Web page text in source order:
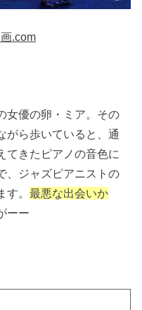
.com
女優の卵・ミア。その
がら歩いていると、通
てきたピアノの音色に
、ジャズピアニストの
す。最悪な出会いか
ーー